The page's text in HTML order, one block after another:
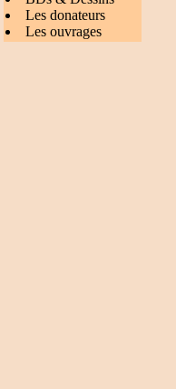
Les donateurs
Les ouvrages